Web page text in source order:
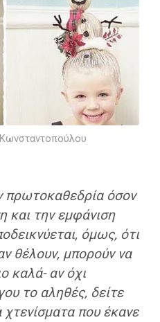
πρωτοκαθεδρία όσον
και την εμφάνιση
όμως, ότι
θέλουν, μπορούν να
καλά- αν όχι
το αληθές, δείτε
χτενίσματα που έκανε